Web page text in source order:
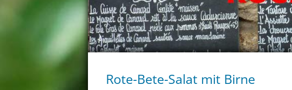
Rote-Bete-Salat mit Birne